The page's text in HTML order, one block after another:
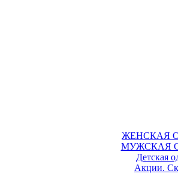
ЖЕНСКАЯ
МУЖСКАЯ
Детская
Акции.